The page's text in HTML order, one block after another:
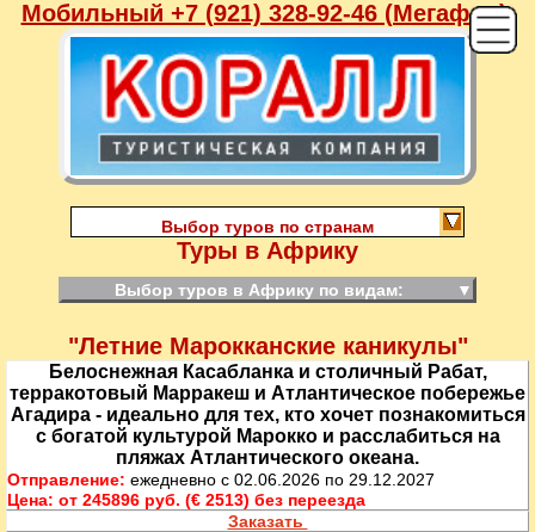
Мобильный +7 (921) 328-92-46 (Мегафон),
Выбор туров по странам
Туры в Африку
Выбор туров в Африку по видам: ▼
"Летние Марокканские каникулы"
Белоснежная Касабланка и столичный Рабат,
терракотовый Марракеш и Атлантическое побережье
Агадира - идеально для тех, кто хочет познакомиться
с богатой культурой Марокко и расслабиться на
пляжах Атлантического океана.
Отправление: ежедневно с 02.06.2026 по 29.12.2027
Цена: от 245896 руб. (€ 2513) без переезда
Заказать